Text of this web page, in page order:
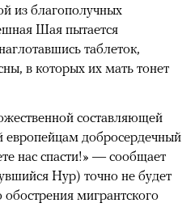
из благополучных
Шая пытается
таблеток,
в которых их мать тонет
составляющей
европейцам добросердечный
нас спасти!» — сообщает
Нур) точно не будет
мигрантского